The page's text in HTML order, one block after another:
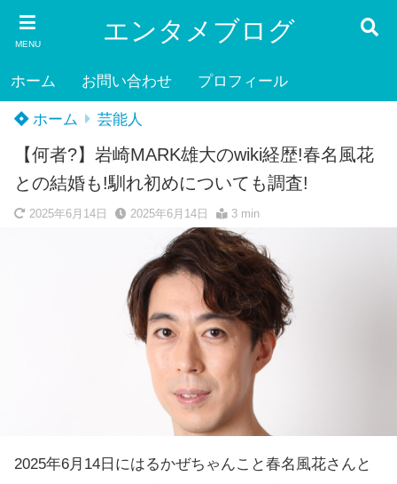
MENU エンタメブログ
ホーム お問い合わせ プロフィール
ホーム 芸能人
【何者?】岩崎MARK雄大のwiki経歴!春名風花
との結婚も!馴れ初めについても調査!
2025年6月14日 2025年6月14日 3 min
2025年6月14日にはるかぜちゃんこと春名風花さんと